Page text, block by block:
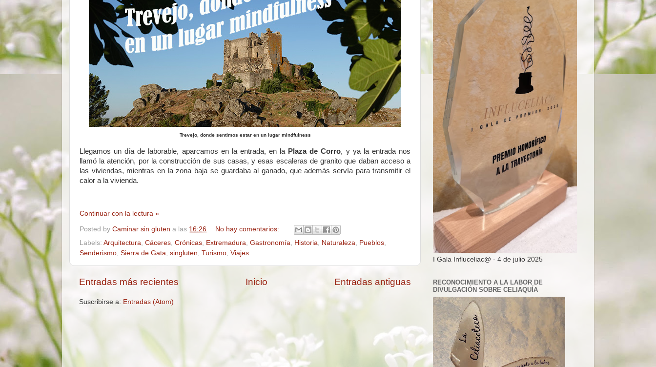
Trevejo, donde sentimos estar en un lugar mindfulness
Llegamos un día de laborable, aparcamos en la entrada, en la Plaza de Corro, y ya la entrada nos
llamó la atención, por la construcción de sus casas, y esas escaleras de granito que daban acceso a
las viviendas, mientras en la zona baja se guardaba al ganado, que además servía para transmitir el
calor a la vivienda.
Continuar con la lectura »
Posted by Caminar sin gluten a las 16:26
No hay comentarios:
Labels: Arquitectura Cáceres Crónicas Extremadura Gastronomía Historia Naturaleza Pueblos
Senderismo Sierra de Gata singluten Turismo Viajes
Entradas más recientes Entradas antiguas
Inicio
Suscribirse a: Entradas (Atom)
I Gala Influceliac@ - 4 de julio 2025
RECONOCIMIENTO A LA LABOR DE
DIVULGACIÓN SOBRE CELIAQUÍA